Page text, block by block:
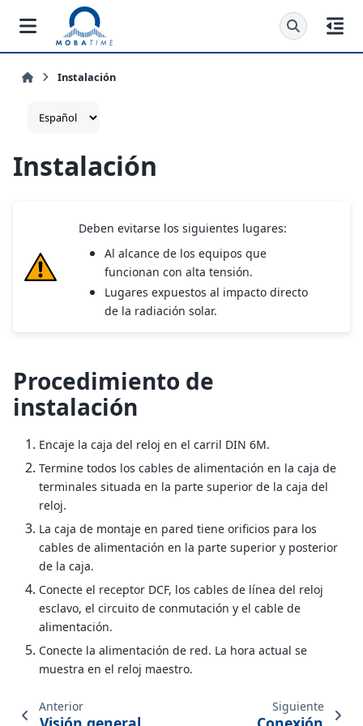
Instalación
Instalación
Deben evitarse los siguientes lugares:
Al alcance de los equipos que
funcionan con alta tensión.
Lugares expuestos al impacto directo
de la radiación solar.
Procedimiento de
instalación
Encaje la caja del reloj en el carril DIN 6M.
Termine todos los cables de alimentación en la caja de
terminales situada en la parte superior de la caja del
reloj.
La caja de montaje en pared tiene orificios para los
cables de alimentación en la parte superior y posterior
de la caja.
Conecte el receptor DCF, los cables de línea del reloj
esclavo, el circuito de conmutación y el cable de
alimentación.
Conecte la alimentación de red. La hora actual se
muestra en el reloj maestro.
Anterior Siguiente